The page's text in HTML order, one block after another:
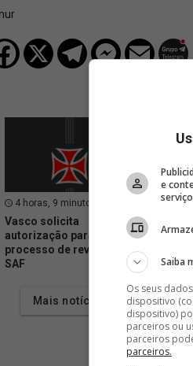
4 horas, 9 minutos
Vasco solicita
autorização para iniciar
processo de revenda da
SAF
4
JP está
clube
Mais notícias
e
Saiba
Os seus
dispositivo
dispositivo)
parceiros ou
parceiros
parceiros.